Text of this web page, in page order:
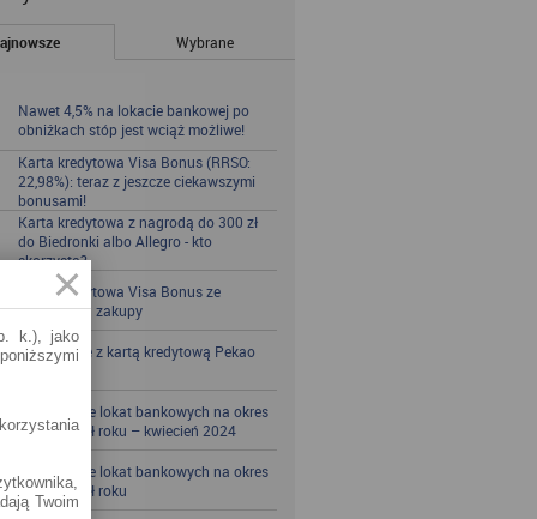
Wybrane
Nawet 4,5% na lokacie bankowej po
obniżkach stóp jest wciąż możliwe!
Karta kredytowa Visa Bonus (RRSO:
22,98%): teraz z jeszcze ciekawszymi
bonusami!
Karta kredytowa z nagrodą do 300 zł
do Biedronki albo Allegro - kto
skorzysta?
Karta kredytowa Visa Bonus ze
zwrotem za zakupy
Zbieraj mile z kartą kredytową Pekao
Porównanie lokat bankowych na okres
powyżej pół roku – kwiecień 2024
Porównanie lokat bankowych na okres
powyżej pół roku
k.), jako
Twoim